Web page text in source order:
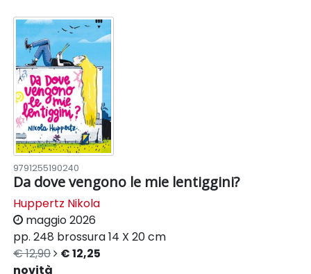
9791255190240
Da dove vengono le mie lentiggini?
Huppertz Nikola
maggio 2026
pp. 248 brossura14 X 20 cm
€ 12,90
€ 12,25
novità